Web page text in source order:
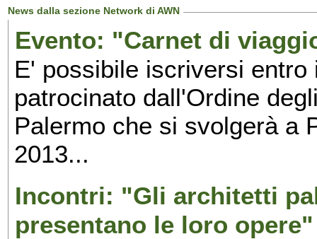
News dalla sezione Network di AWN
Evento: "Carnet di
E' possibile iscriversi
patrocinato dall'Ordine
Palermo che si svolgerà a
2013...
Incontri: "Gli architetti
presentano le loro